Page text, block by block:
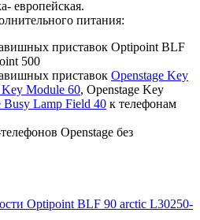
европейская.
питания:
приставок Optipoint BLF
500
приставок Openstage Key
Key Module 60, Openstage Key
Busy Lamp Field 40 к телефонам
Openstage без